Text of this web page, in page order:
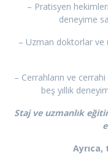
– Pratisyen
deneyime
– Uzman doktorlar ve
– Cerrahların ve
beş yıllık
Staj ve uzmanlık